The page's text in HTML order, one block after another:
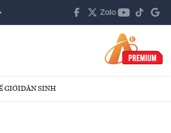
GIỚIDÂN SINH